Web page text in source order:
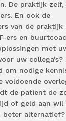
De praktijk zelf,
En ook de
van de praktijk
ers en
met
uw
om nodige
voldoende
de patiënt de
of geld aan wil
beter